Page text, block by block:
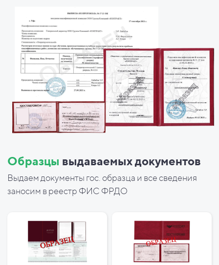
Образцы выдаваемых документов
Выдаем документы гос. образца и все сведения
заносим в реестр ФИС ФРДО